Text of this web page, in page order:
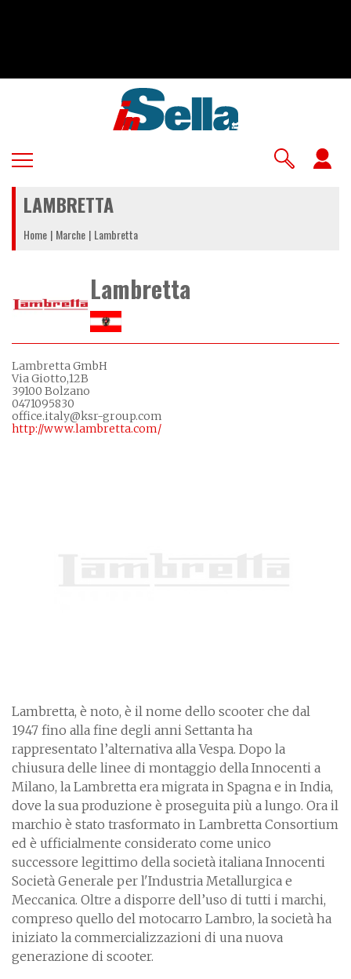
LAMBRETTA
Home Marche Lambretta
Lambretta
Lambretta GmbH
Via Giotto,12B
39100 Bolzano
0471095830
office.italy@ksr-group.com
http://www.lambretta.com/
Lambretta, è noto, è il nome dello scooter che dal
1947 fino alla fine degli anni Settanta ha
rappresentato l’alternativa alla Vespa. Dopo la
chiusura delle linee di montaggio della Innocenti a
Milano, la Lambretta era migrata in Spagna e in India,
dove la sua produzione è proseguita più a lungo. Ora il
marchio è stato trasformato in Lambretta Consortium
ed è ufficialmente considerato come unico
successore legittimo della società italiana Innocenti
Società Generale per l'Industria Metallurgica e
Meccanica. Oltre a disporre dell’uso di tutti i marchi,
compreso quello del motocarro Lambro, la società ha
iniziato la commercializzazioni di una nuova
generazione di scooter.